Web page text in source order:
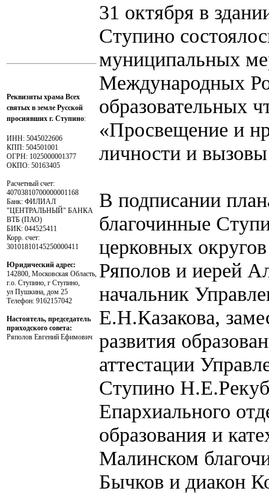
Реквизиты храма Всех
святых в земле Русской
просиявших г. Ступино:
ИНН: 5045022606
КПП: 504501001
ОГРН: 1025000001377
ОКПО: 50163405
Расчетный счет:
40703810700000001168
Банк: ФИЛИАЛ
"ЦЕНТРАЛЬНЫЙ" БАНКА
ВТБ (ПАО)
БИК: 044525411
Корр. счет:
30101810145250000411
Юридический адрес:
142800, Московская Область,
г.о. Ступино, г Ступино,
ул Пушкина, дом 25
Телефон: 9162157042
Настоятель, председатель
приходского совета:
Ряполов Евгений Ефимович
31 октября в
Ступино
муниципальных
Международных
образовательных
«Просвещение и
личности и
В подписании
благочинные
церковных
Ряполов и иерей
начальник
Е.Н.Казакова,
развития
аттестации
Ступино
Епархиального
образования и
Малинском
Бычков и диакон